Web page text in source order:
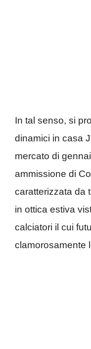
In tal senso, si
dinamici in casa
mercato di
ammissione di
caratterizzata da
in ottica estiva
calciatori il cui
clamorosamente